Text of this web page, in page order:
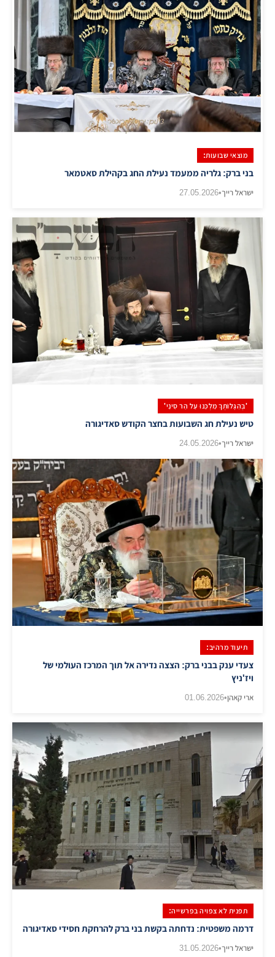
מוצאי שבועות:
בני ברק: גלריה ממעמד נעילת החג בקהילת סאטמאר
ישראל רייך•
27.05.2026
'בְּהִגָּלוֹתְךָ מַלְכֵּנוּ עַל הַר סִינַי'
טיש נעילת חג השבועות בחצר הקודש סאדיגורה
ישראל רייך•
24.05.2026
תיעוד מרהיב:
צעדי ענק בבני ברק: הצצה נדירה אל תוך המרכז העולמי של
ויז'ניץ
ארי קאהן•
01.06.2026
תפנית לא צפויה בפרשייה:
דרמה משפטית: נדחתה בקשת בני ברק להרחקת חסידי סאדיגורה
ישראל רייך•
31.05.2026